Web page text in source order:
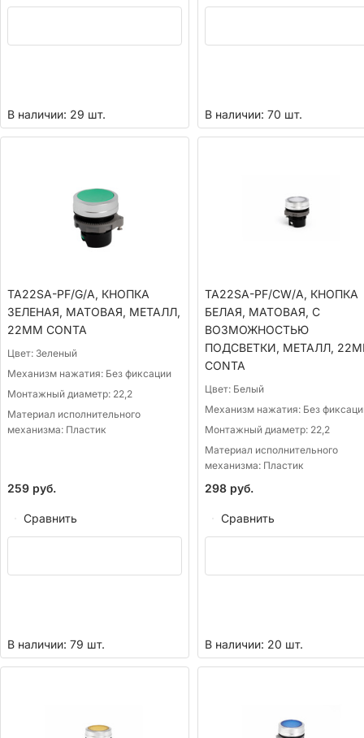
В наличии: 29 шт. В наличии: 70 шт.
TA22SA-PF/G/A, КНОПКА
ЗЕЛЕНАЯ, МАТОВАЯ, МЕТАЛЛ,
22ММ CONTA
Цвет: Зеленый
Механизм нажатия: Без фиксации
Монтажный диаметр: 22,2
Материал исполнительного
механизма: Пластик
259 руб.
Сравнить
В наличии: 79 шт.
TA22SA-PF/CW/A, КНОПКА
БЕЛАЯ, МАТОВАЯ, С
ВОЗМОЖНОСТЬЮ
ПОДСВЕТКИ, МЕТАЛЛ,
CONTA
Цвет: Белый
Механизм нажатия: Без
Монтажный диаметр: 22,2
Материал исполнительного
механизма: Пластик
298руб.
Сравнить
В наличии: 20 шт.